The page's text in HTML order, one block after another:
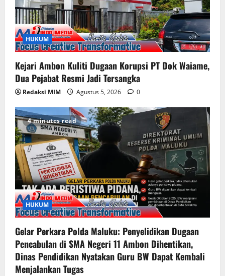
HUKUM
Kejari Ambon Kuliti Dugaan Korupsi PT Dok Waiame,
Dua Pejabat Resmi Jadi Tersangka
Redaksi MIM Agustus 5, 2026 0
4 minutes read
HUKUM
Gelar Perkara Polda Maluku: Penyelidikan Dugaan
Pencabulan di SMA Negeri 11 Ambon Dihentikan,
Dinas Pendidikan Nyatakan Guru BW Dapat Kembali
Menjalankan Tugas